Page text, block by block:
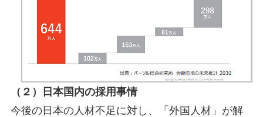
（２）日本国内の採用事情
今後の日本の人材不足に対し、「外国人材」が解